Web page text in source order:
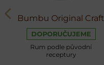
Bumbu Original Craft
DOPORUČUJEME
Rum podle původní
receptury